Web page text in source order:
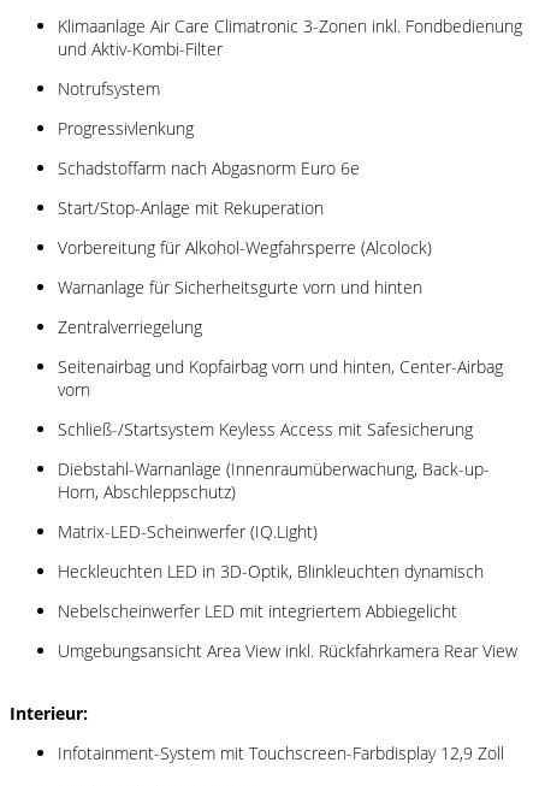
Klimaanlage Air Care Climatronic 3-Zonen inkl. Fondbedienung
und Aktiv-Kombi-Filter
Notrufsystem
Progressivlenkung
Schadstoffarm nach Abgasnorm Euro 6e
Start/Stop-Anlage mit Rekuperation
Vorbereitung für Alkohol-Wegfahrsperre (Alcolock)
Warnanlage für Sicherheitsgurte vorn und hinten
Zentralverriegelung
Seitenairbag und Kopfairbag vorn und hinten, Center-Airbag
vorn
Schließ-/Startsystem Keyless Access mit Safesicherung
Diebstahl-Warnanlage (Innenraumüberwachung, Back-up-
Horn, Abschleppschutz)
Matrix-LED-Scheinwerfer (IQ.Light)
Heckleuchten LED in 3D-Optik, Blinkleuchten dynamisch
Nebelscheinwerfer LED mit integriertem Abbiegelicht
Umgebungsansicht Area View inkl. Rückfahrkamera Rear View
Interieur:
Infotainment-System mit Touchscreen-Farbdisplay 12,9 Zoll